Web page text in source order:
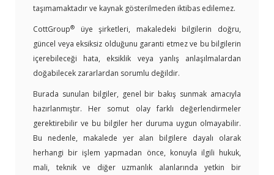
taşımamaktadır ve kaynak gösterilmeden iktibas edilemez.
CottGroup®
üye şirketleri, makaledeki bilgilerin doğru,
güncel veya eksiksiz olduğunu garanti etmez ve bu bilgilerin
içerebileceği hata, eksiklik veya yanlış anlaşılmalardan
doğabilecek zararlardan sorumlu değildir.
Burada sunulan bilgiler, genel bir bakış sunmak amacıyla
hazırlanmıştır. Her somut olay farklı değerlendirmeler
gerektirebilir ve bu bilgiler her duruma uygun olmayabilir.
Bu nedenle, makalede yer alan bilgilere dayalı olarak
herhangi bir işlem yapmadan önce, konuyla ilgili hukuk,
mali, teknik ve diğer uzmanlık alanlarında yetkin bir